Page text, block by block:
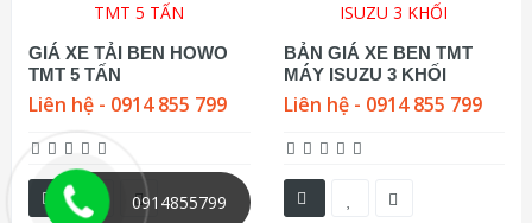
GIÁ XE TẢI BEN HOWO
TMT 5 TẤN
Liên hệ - 0914 855 799
BẢN GIÁ XE BEN TMT
MÁY ISUZU 3 KHỐI
Liên hệ - 0914 855 799
0914855799